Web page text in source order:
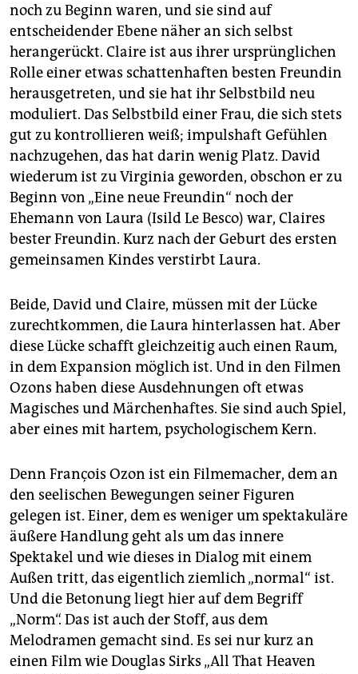
noch zu Beginn waren, und sie sind auf
entscheidender Ebene näher an sich selbst
herangerückt. Claire ist aus ihrer ursprünglichen
Rolle einer etwas schattenhaften besten Freundin
herausgetreten, und sie hat ihr Selbstbild neu
moduliert. Das Selbstbild einer Frau, die sich stets
gut zu kontrollieren weiß; impulshaft Gefühlen
nachzugehen, das hat darin wenig Platz. David
wiederum ist zu Virginia geworden, obschon er zu
Beginn von „Eine neue Freundin“ noch der
Ehemann von Laura (Isild Le Besco) war, Claires
bester Freundin. Kurz nach der Geburt des ersten
gemeinsamen Kindes verstirbt Laura.
Beide, David und Claire, müssen mit der Lücke
zurechtkommen, die Laura hinterlassen hat. Aber
diese Lücke schafft gleichzeitig auch einen Raum,
in dem Expansion möglich ist. Und in den Filmen
Ozons haben diese Ausdehnungen oft etwas
Magisches und Märchenhaftes. Sie sind auch Spiel,
aber eines mit hartem, psychologischem Kern.
Denn François Ozon ist ein Filmemacher, dem an
den seelischen Bewegungen seiner Figuren
gelegen ist. Einer, dem es weniger um spektakuläre
äußere Handlung geht als um das innere
Spektakel und wie dieses in Dialog mit einem
Außen tritt, das eigentlich ziemlich „normal“ ist.
Und die Betonung liegt hier auf dem Begriff
„Norm“. Das ist auch der Stoff, aus dem
Melodramen gemacht sind. Es sei nur kurz an
einen Film wie Douglas Sirks „All That Heaven